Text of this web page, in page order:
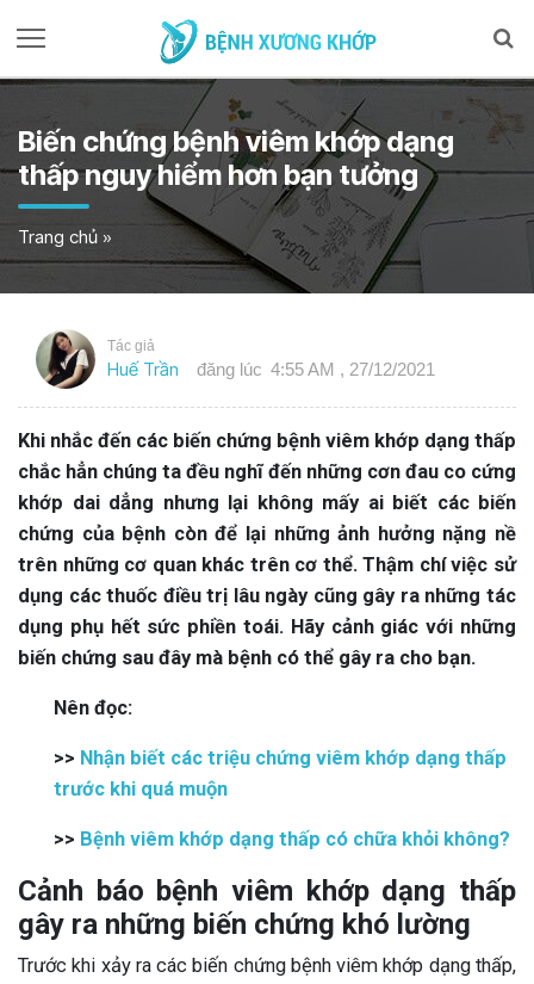
Biến chứng bệnh viêm khớp dạng
thấp nguy hiểm hơn bạn tưởng
Trang chủ »
Tác giả
Huế Trần đăng lúc 4:55 AM , 27/12/2021
Khi nhắc đến các biến chứng bệnh viêm khớp dạng thấp
chắc hẳn chúng ta đều nghĩ đến những cơn đau co cứng
khớp dai dẳng nhưng lại không mấy ai biết các biến
chứng của bệnh còn để lại những ảnh hưởng nặng nề
trên những cơ quan khác trên cơ thể. Thậm chí việc sử
dụng các thuốc điều trị lâu ngày cũng gây ra những tác
dụng phụ hết sức phiền toái. Hãy cảnh giác với những
biến chứng sau đây mà bệnh có thể gây ra cho bạn.
Nên đọc:
>> Nhận biết các triệu chứng viêm khớp dạng thấp
trước khi quá muộn
>> Bệnh viêm khớp dạng thấp có chữa khỏi không?
Cảnh báo bệnh viêm khớp dạng thấp
gây ra những biến chứng khó lường
Trước khi xảy ra các biến chứng bệnh viêm khớp dạng thấp,